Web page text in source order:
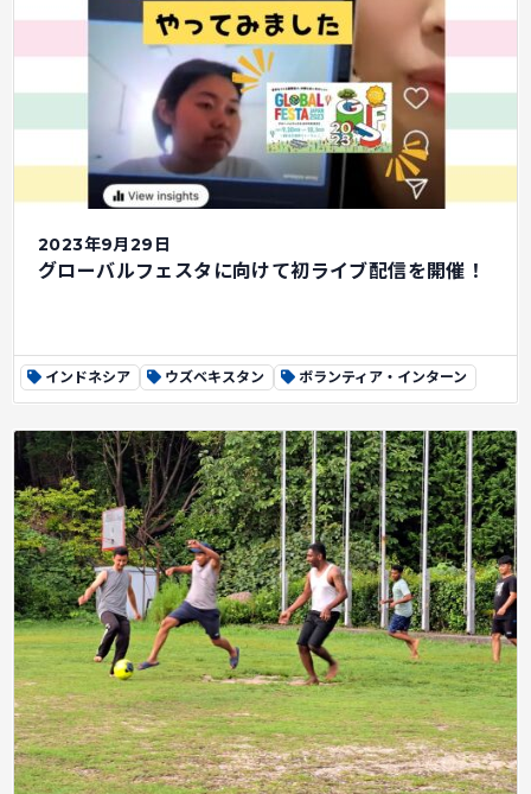
2023年9月29日
グローバルフェスタに向けて初ライブ配信を開催！
インドネシア ウズベキスタン ボランティア・インターン